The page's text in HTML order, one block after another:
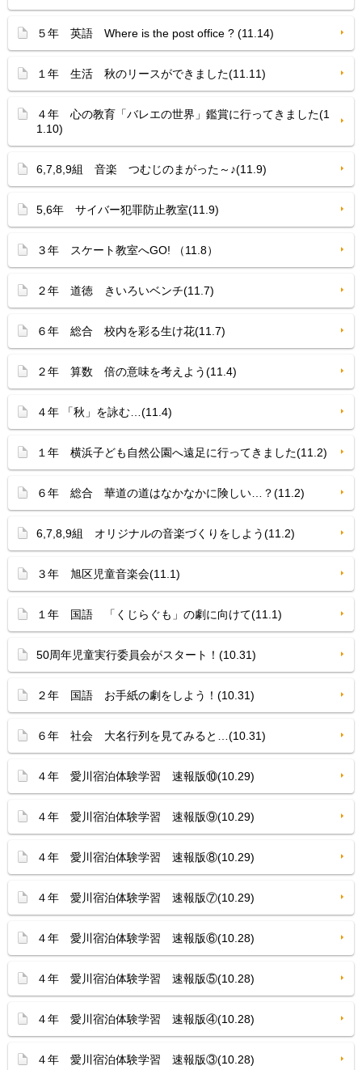
５年 英語 Where is the post office ? (11.14)
１年 生活 秋のリースができました(11.11)
４年 心の教育「バレエの世界」鑑賞に行ってきました(1
1.10)
6,7,8,9組 音楽 つむじのまがった～♪(11.9)
5,6年 サイバー犯罪防止教室(11.9)
３年 スケート教室へGO! （11.8）
２年 道徳 きいろいベンチ(11.7)
６年 総合 校内を彩る生け花(11.7)
２年 算数 倍の意味を考えよう(11.4)
４年 「秋」を詠む…(11.4)
１年 横浜子ども自然公園へ遠足に行ってきました(11.2)
６年 総合 華道の道はなかなかに険しい…？(11.2)
6,7,8,9組 オリジナルの音楽づくりをしよう(11.2)
３年 旭区児童音楽会(11.1)
１年 国語 「くじらぐも」の劇に向けて(11.1)
50周年児童実行委員会がスタート！(10.31)
２年 国語 お手紙の劇をしよう！(10.31)
６年 社会 大名行列を見てみると…(10.31)
４年 愛川宿泊体験学習 速報版⑩(10.29)
４年 愛川宿泊体験学習 速報版⑨(10.29)
４年 愛川宿泊体験学習 速報版⑧(10.29)
４年 愛川宿泊体験学習 速報版⑦(10.29)
４年 愛川宿泊体験学習 速報版⑥(10.28)
４年 愛川宿泊体験学習 速報版⑤(10.28)
４年 愛川宿泊体験学習 速報版④(10.28)
４年 愛川宿泊体験学習 速報版③(10.28)